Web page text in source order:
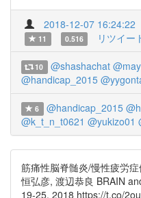
2018-12-07 16:24:22
11
0.516 リツイー
10 @shashachat
@handicap_2015
6 @handicap_2015
@k_t_n_t0621 @yukizo01
筋痛性脳脊髄炎/慢性疲労
恒弘彦, 渡辺恭良 BRAIN
19-25, 2018 https://t.co/